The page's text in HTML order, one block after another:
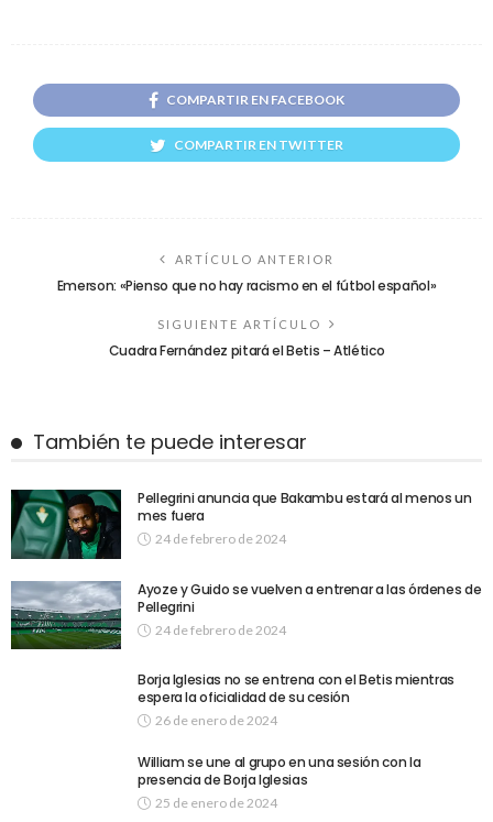
COMPARTIR EN FACEBOOK
COMPARTIR EN TWITTER
ARTÍCULO ANTERIOR
Emerson: «Pienso que no hay racismo en el fútbol español»
SIGUIENTE ARTÍCULO
Cuadra Fernández pitará el Betis – Atlético
También te puede interesar
Pellegrini anuncia que Bakambu estará al menos un
mes fuera
24 de febrero de 2024
Ayoze y Guido se vuelven a entrenar a las órdenes de
Pellegrini
24 de febrero de 2024
Borja Iglesias no se entrena con el Betis mientras
espera la oficialidad de su cesión
26 de enero de 2024
William se une al grupo en una sesión con la
presencia de Borja Iglesias
25 de enero de 2024